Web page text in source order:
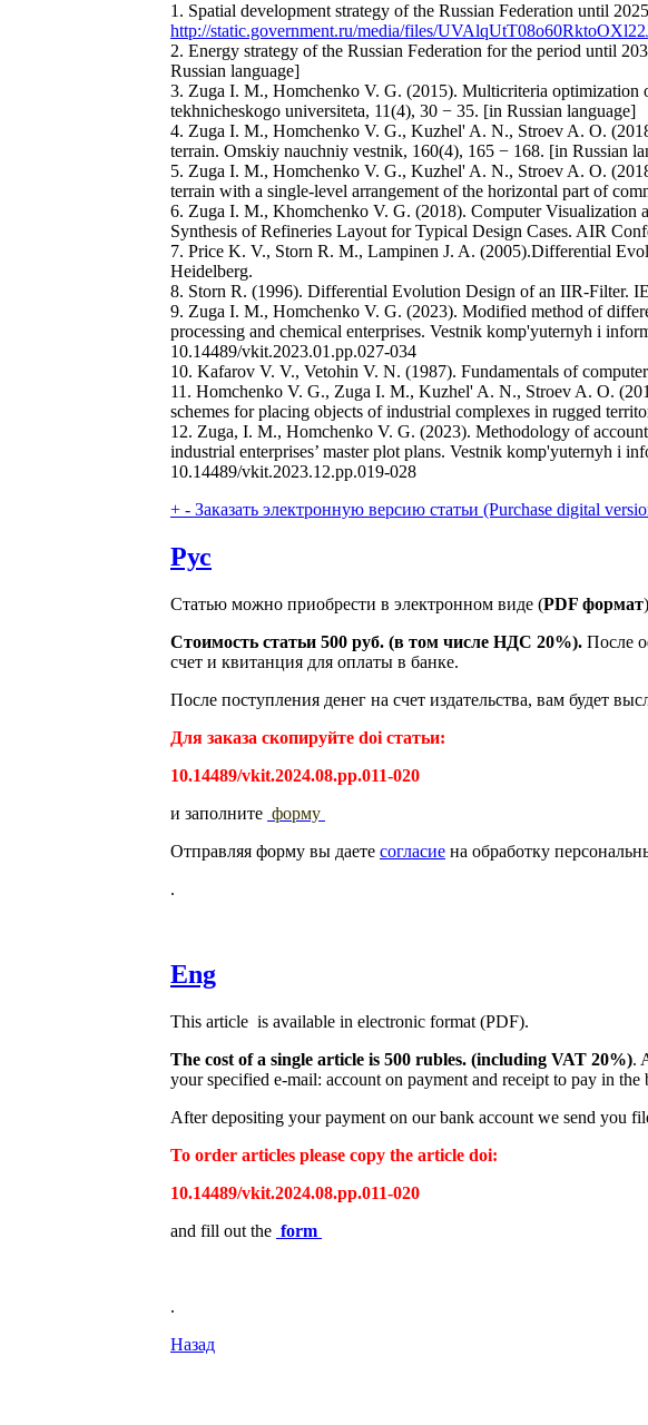
1. Spatial development strategy of the Russian Federation until
http://static.government.ru/media/files/
2. Energy strategy of the Russian Federation for the period until
Russian language]
3. Zuga I. M., Homchenko V. G. (2015). Multicriteria optimization
tekhnicheskogo universiteta, 11(4), 30 − 35. [in Russian language]
4. Zuga I. M., Homchenko V. G., Kuzhel' A. N., Stroev A. O.
terrain. Omskiy nauchniy vestnik, 160(4), 165 − 168. [in Russian
5. Zuga I. M., Homchenko V. G., Kuzhel' A. N., Stroev A. O.
terrain with a single-level arrangement of the horizontal part of
6. Zuga I. M., Khomchenko V. G. (2018). Computer Visualization
Synthesis of Refineries Layout for Typical Design Cases. AIR
7. Price K. V., Storn R. M., Lampinen J. A. (2005).Differential
Heidelberg.
8. Storn R. (1996). Differential Evolution Design of an IIR-Filter.
9. Zuga I. M., Homchenko V. G. (2023). Modified method of
processing and chemical enterprises. Vestnik komp'yuternyh i
10.14489/vkit.2023.01.pp.027-034
10. Kafarov V. V., Vetohin V. N. (1987). Fundamentals of
11. Homchenko V. G., Zuga I. M., Kuzhel' A. N., Stroev A. O.
schemes for placing objects of industrial complexes in rugged
12. Zuga, I. M., Homchenko V. G. (2023). Methodology of
industrial enterprises’ master plot plans. Vestnik komp'yuternyh i
10.14489/vkit.2023.12.рр.019-028
+ - Заказать электронную версию статьи (Purchase digital
Рус
Статью можно приобрести в электронном виде (PDF формат
Стоимость статьи 500 руб. (в том числе НДС 20%). После
счет и квитанция для оплаты в банке.
После поступления денег на счет издательства, вам будет
Для заказа скопируйте doi статьи:
10.14489/vkit.2024.08.pp.011-020
и заполните форму
Отправляя форму вы даете согласие на обработку
.
Eng
This article is available in electronic format (PDF).
The cost of a single article is 500 rubles. (including VAT 20%).
your specified e-mail: account on payment and receipt to pay in the
After depositing your payment on our bank account we send you
To order articles please copy the article doi:
10.14489/vkit.2024.08.pp.011-020
and fill out the form
.
Назад